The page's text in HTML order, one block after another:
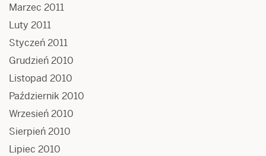
Marzec 2011
Luty 2011
Styczeń 2011
Grudzień 2010
Listopad 2010
Październik 2010
Wrzesień 2010
Sierpień 2010
Lipiec 2010